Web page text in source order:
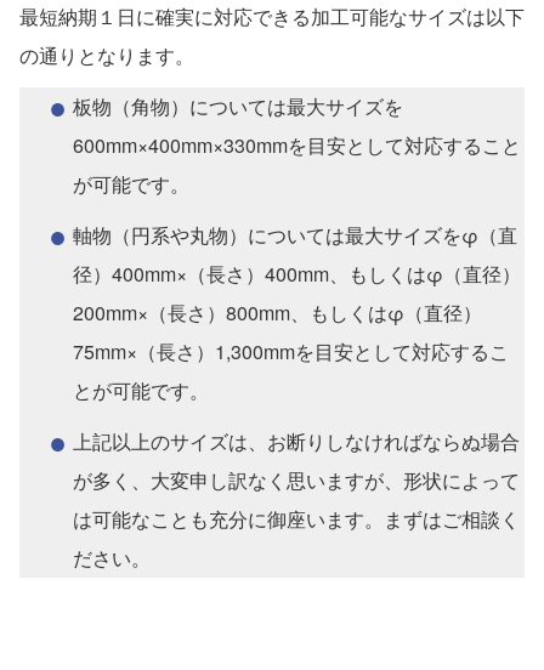
最短納期１日に確実に対応できる加工可能なサイズは以下
の通りとなります。
板物（角物）については最大サイズを
600mm×400mm×330mmを目安として対応すること
が可能です。
軸物（円系や丸物）については最大サイズをφ（直
径）400mm×（長さ）400mm、もしくはφ（直径）
200mm×（長さ）800mm、もしくはφ（直径）
75mm×（長さ）1,300mmを目安として対応するこ
とが可能です。
上記以上のサイズは、お断りしなければならぬ場合
が多く、大変申し訳なく思いますが、形状によって
は可能なことも充分に御座います。まずはご相談く
ださい。